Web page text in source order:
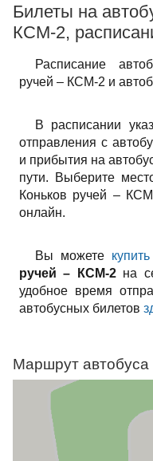
Билеты на
КСМ-2,
Расписание
ручей – КСМ-2 и
В расписании
отправления с
и прибытия на
пути. Выберите
Коньков ручей –
онлайн.
Вы можете
ручей – КСМ-2на
удобное время
автобусных билетов
Маршрут автобуса